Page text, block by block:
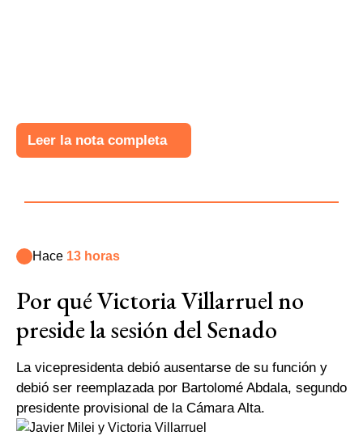
Leer la nota completa
Hace 13 horas
Por qué Victoria Villarruel no
preside la sesión del Senado
La vicepresidenta debió ausentarse de su función y
debió ser reemplazada por Bartolomé Abdala, segundo
presidente provisional de la Cámara Alta.